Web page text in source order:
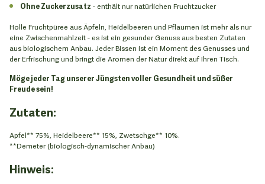
Ohne Zuckerzusatz - enthält nur natürlichen Fruchtzucker
Holle Fruchtpüree aus Äpfeln, Heidelbeeren und Pflaumen ist mehr als nur
eine Zwischenmahlzeit - es ist ein gesunder Genuss aus besten Zutaten
aus biologischem Anbau. Jeder Bissen ist ein Moment des Genusses und
der Erfrischung und bringt die Aromen der Natur direkt auf Ihren Tisch.
Möge jeder Tag unserer Jüngsten voller Gesundheit und süßer
Freude sein!
Zutaten:
Apfel** 75%, Heidelbeere** 15%, Zwetschge** 10%.
**Demeter (biologisch-dynamischer Anbau)
Hinweis: